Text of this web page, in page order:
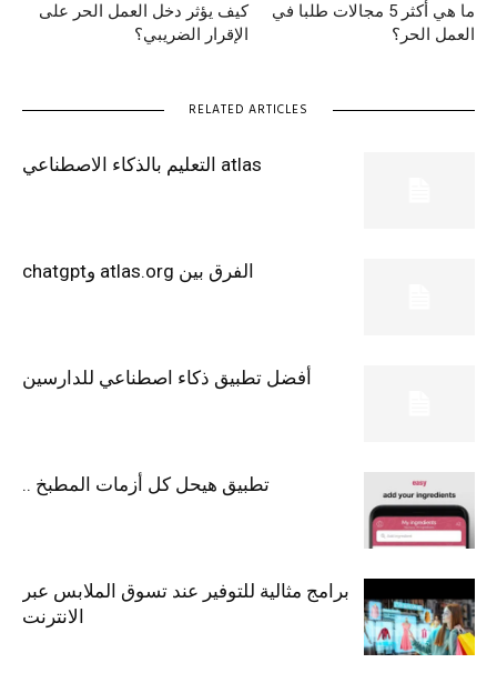
كيف يؤثر دخل العمل الحر على
الإقرار الضريبي؟
ما هي أكثر 5 مجالات طلبا في
العمل الحر؟
RELATED ARTICLES
atlas التعليم بالذكاء الاصطناعي
الفرق بين atlas.org وchatgpt
أفضل تطبيق ذكاء اصطناعي للدارسين
تطبيق هيحل كل أزمات المطبخ ..
برامج مثالية للتوفير عند تسوق الملابس عبر
الانترنت